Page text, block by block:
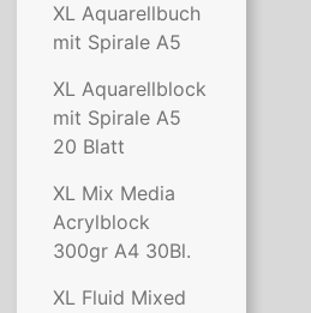
XL Aquarellbuch
mit Spirale A5
XL Aquarellblock
mit Spirale A5
20 Blatt
XL Mix Media
Acrylblock
300gr A4 30Bl.
XL Fluid Mixed